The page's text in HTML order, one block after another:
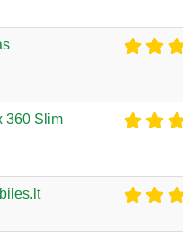
360 Slim